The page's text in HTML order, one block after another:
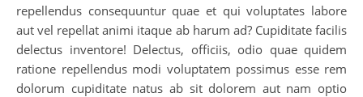
repellendus consequuntur quae et qui voluptates labore
aut vel repellat animi itaque ab harum ad? Cupiditate facilis
delectus inventore! Delectus, officiis, odio quae quidem
ratione repellendus modi voluptatem possimus esse rem
dolorum cupiditate natus ab sit dolorem aut nam optio